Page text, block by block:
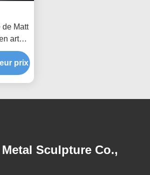
de Matt
art
3d de
prix
Sculpture Co.,